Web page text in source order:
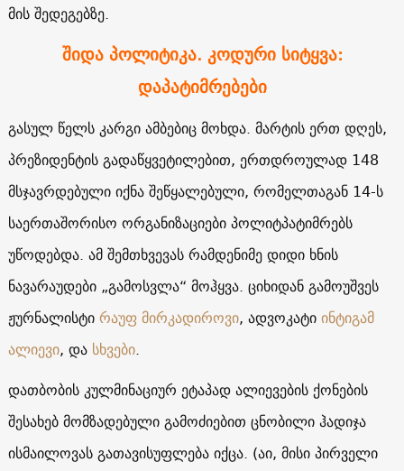
მის შედეგებზე.
შიდა პოლიტიკა. კოდური სიტყვა:
დაპატიმრებები
გასულ წელს კარგი ამბებიც მოხდა. მარტის ერთ დღეს,
პრეზიდენტის გადაწყვეტილებით, ერთდროულად 148
მსჯავრდებული იქნა შეწყალებული, რომელთაგან 14-ს
საერთაშორისო ორგანიზაციები პოლიტპატიმრებს
უწოდებდა. ამ შემთხვევას რამდენიმე დიდი ხნის
ნავარაუდები „გამოსვლა“ მოჰყვა. ციხიდან გამოუშვეს
ჟურნალისტირაუფ მირკადიროვი, ადვოკატიინტიგამ
ალიევი, და სხვები.
დათბობის კულმინაციურ ეტაპად ალიევების ქონების
შესახებ მომზადებული გამოძიებით ცნობილი ჰადიჯა
ისმაილოვას გათავისუფლება იქცა. (აი, მისი პირველი